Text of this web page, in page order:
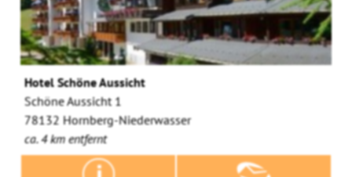
Hotel Schöne Aussicht
Schöne Aussicht 1
78132 Hornberg-Niederwasser
ca. 4 km entfernt